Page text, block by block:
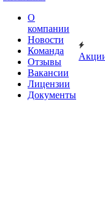
О
компании
Новости
Команда
Отзывы
Вакансии
Лицензии
Документы